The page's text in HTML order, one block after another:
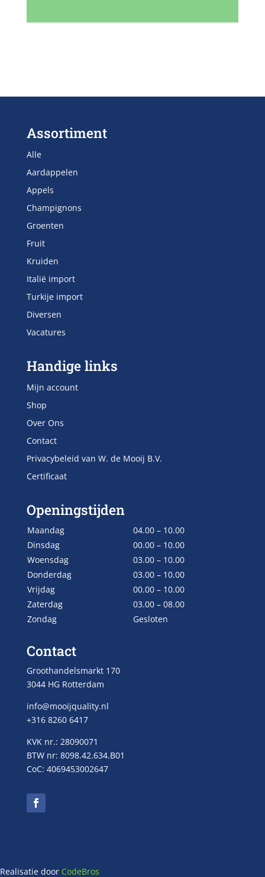
Assortiment
Alle
Aardappelen
Appels
Champignons
Groenten
Fruit
Kruiden
Italië import
Turkije import
Diversen
Vacatures
Handige links
Mijn account
Shop
Over Ons
Contact
Privacybeleid van W. de Mooij B.V.
Certificaat
Openingstijden
Maandag
04.00 – 10.00
Dinsdag
00.00 – 10.00
Woensdag
03.00 – 10.00
Donderdag
03.00 – 10.00
Vrijdag
00.00 – 10.00
Zaterdag
03.00 – 08.00
Zondag
Gesloten
Contact
Groothandelsmarkt 170
3044 HG Rotterdam
info@mooijquality.nl
+316 8260 6417
KVK nr.: 28090071
BTW nr: 8098.42.634.B01
CoC: 4069453002647
Realisatie door CodeBros